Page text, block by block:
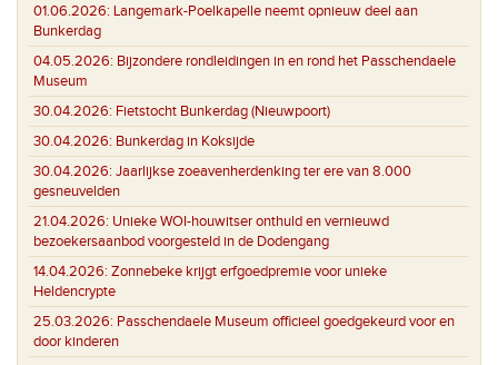
01.06.2026: Langemark-Poelkapelle neemt opnieuw deel aan
Bunkerdag
04.05.2026: Bijzondere rondleidingen in en rond het Passchendaele
Museum
30.04.2026: Fietstocht Bunkerdag (Nieuwpoort)
30.04.2026: Bunkerdag in Koksijde
30.04.2026: Jaarlijkse zoeavenherdenking ter ere van 8.000
gesneuvelden
21.04.2026: Unieke WOI-houwitser onthuld en vernieuwd
bezoekersaanbod voorgesteld in de Dodengang
14.04.2026: Zonnebeke krijgt erfgoedpremie voor unieke
Heldencrypte
25.03.2026: Passchendaele Museum officieel goedgekeurd voor en
door kinderen